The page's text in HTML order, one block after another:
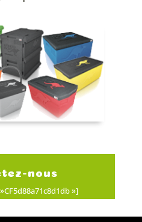
nous
»]